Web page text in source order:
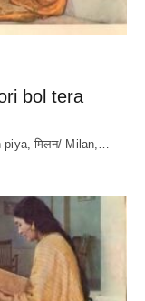
bol tera
piya, मिलन/ Milan,…